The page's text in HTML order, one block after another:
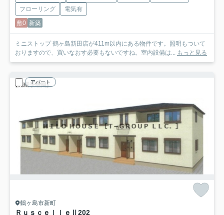
フローリング
電気有
敷0 新築
ミニストップ 鶴ヶ島新田店が411m以内にある物件です。照明もついて
おりますので、買いなおす必要もないですね。室内設備は... もっと見る
アパート
鶴ヶ島市新町
ＲｕｓｃｅｌｌｅⅡ 202